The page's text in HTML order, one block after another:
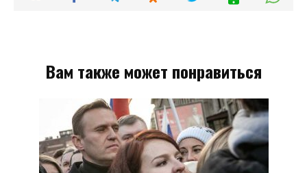
Вам также может понравиться